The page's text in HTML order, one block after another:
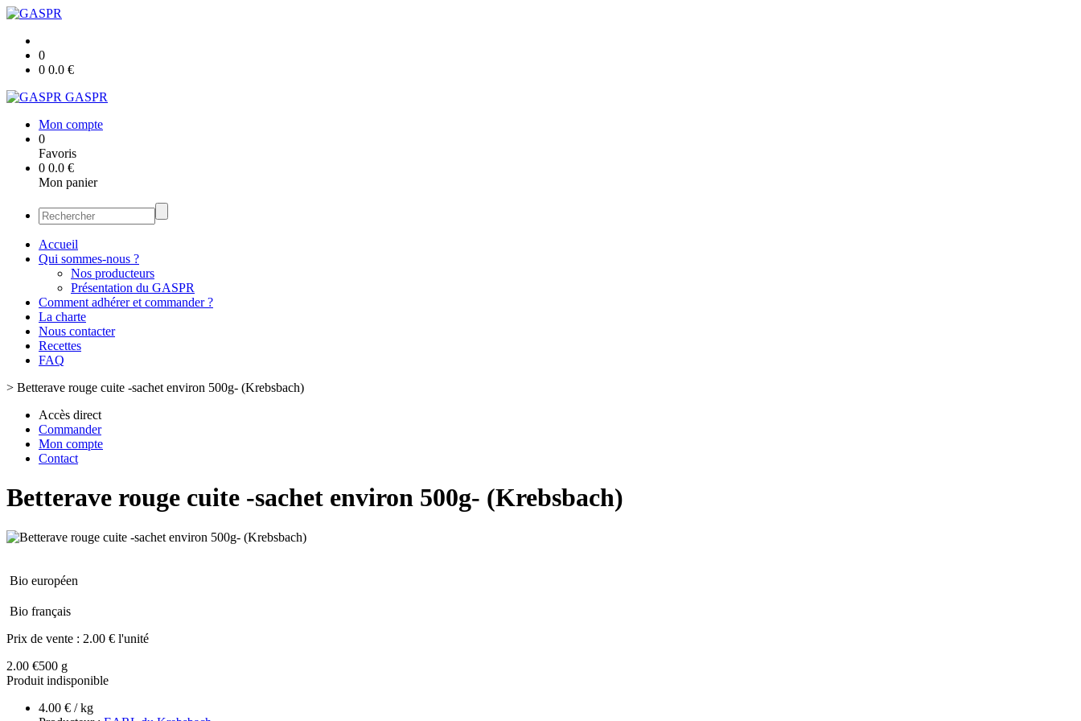
0
0 0.0 €
GASPR
Mon compte
0
Favoris
0 0.0 €
Mon panier
Accueil
Qui sommes-nous ?
Nos producteurs
Présentation du GASPR
Comment adhérer et commander ?
La charte
Nous contacter
Recettes
FAQ
> Betterave rouge cuite -sachet environ 500g- (Krebsbach)
Accès direct
Commander
Mon compte
Contact
Betterave rouge cuite -sachet environ 500g- (Krebsbach)
Bio européen
Bio français
Prix de vente : 2.00 € l'unité
2.00 €500 g
Produit indisponible
4.00 € / kg